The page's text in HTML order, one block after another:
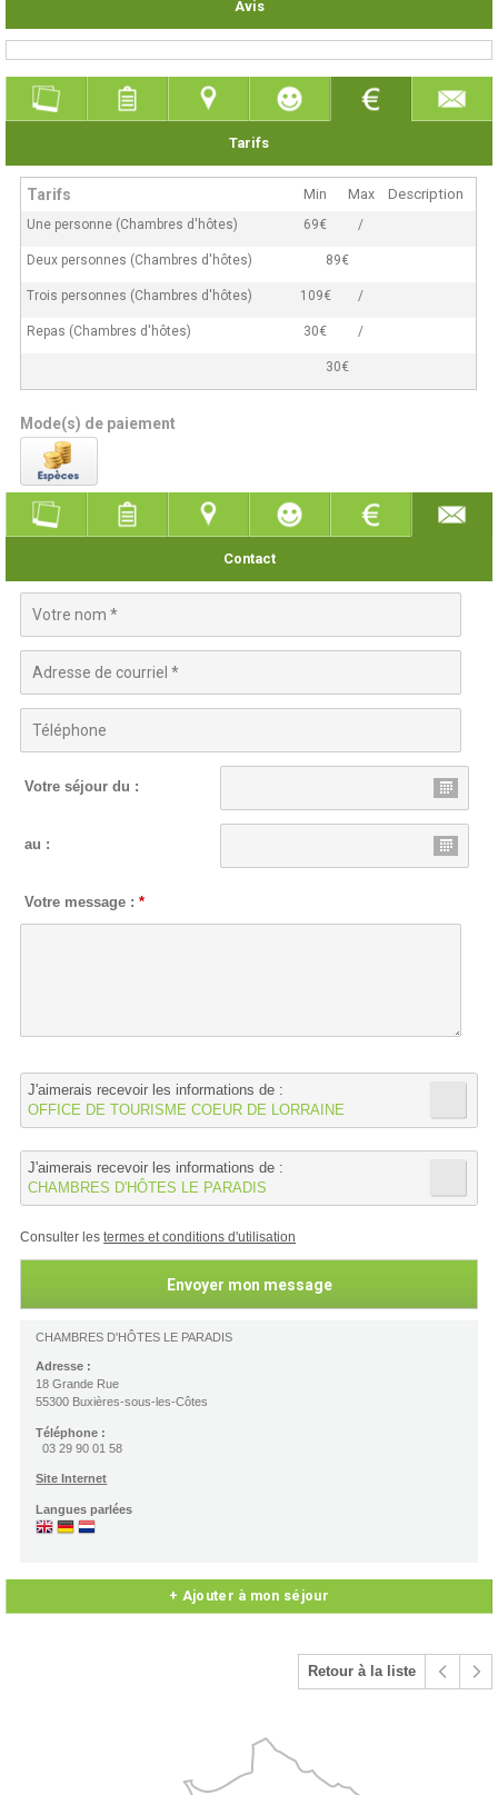
Avis
Tarifs
Tarifs Min Max Description
Une personne (Chambres d'hôtes) 69€ /
Deux personnes (Chambres d'hôtes) 89€
Trois personnes (Chambres d'hôtes) 109€ /
Repas (Chambres d'hôtes) 30€ /
30€
Mode(s) de paiement
Contact
Votre séjour du :
au :
Votre message :*
J'aimerais recevoir les informations de :
OFFICE DE TOURISME COEUR DE LORRAINE
J'aimerais recevoir les informations de :
CHAMBRES D'HÔTES LE PARADIS
Consulter lestermes et conditions d'utilisation
CHAMBRES D'HÔTES LE PARADIS
Adresse :
18 Grande Rue
55300 Buxières-sous-les-Côtes
Téléphone :
03 29 90 01 58
Site Internet
Langues parlées
+ Ajouter à mon séjour
Retour à la liste